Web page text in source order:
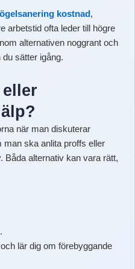
kostnad ,
arbetstid ofta leder till högre
alternativen noggrant och
sätter igång.
när man diskuterar
man ska anlita proffs eller
Båda alternativ kan vara rätt,
lär dig om förebyggande